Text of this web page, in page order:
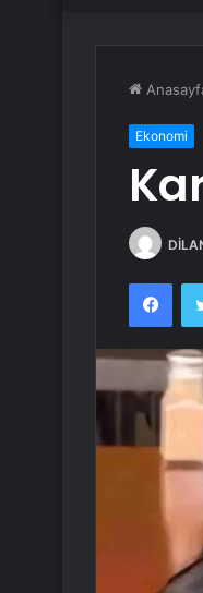
Ekonomi